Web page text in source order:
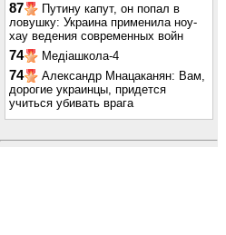
87
Путину капут, он попал в
ловушку: Украина применила ноу-
хау ведения современных войн
74 Медіашкола-4
74
Александр Мнацаканян: Вам,
дорогие украинцы, придется
учиться убивать врага